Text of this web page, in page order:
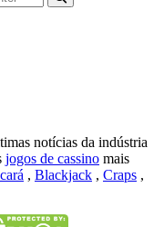
notícias da indústria
jogos de cassino mais
, Blackjack , Craps ,